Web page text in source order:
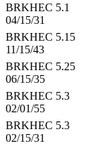
BRKHEC 5.1
04/15/31
BRKHEC 5.15
11/15/43
BRKHEC 5.25
06/15/35
BRKHEC 5.3
02/01/55
BRKHEC 5.3
02/15/31